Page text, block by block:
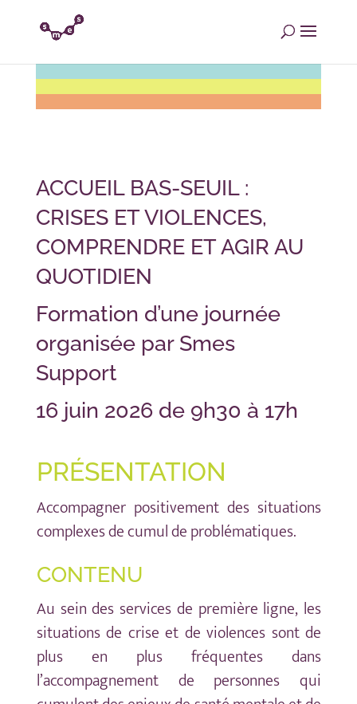
ACCUEIL BAS-SEUIL :
CRISES ET VIOLENCES,
COMPRENDRE ET AGIR AU
QUOTIDIEN
Formation d’une journée
organisée par Smes
Support
16 juin 2026 de 9h30 à 17h
PRÉSENTATION
Accompagner positivement des situations
complexes de cumul de problématiques.
CONTENU
Au sein des services de première ligne, les
situations de crise et de violences sont de
plus en plus fréquentes dans
l’accompagnement de personnes qui